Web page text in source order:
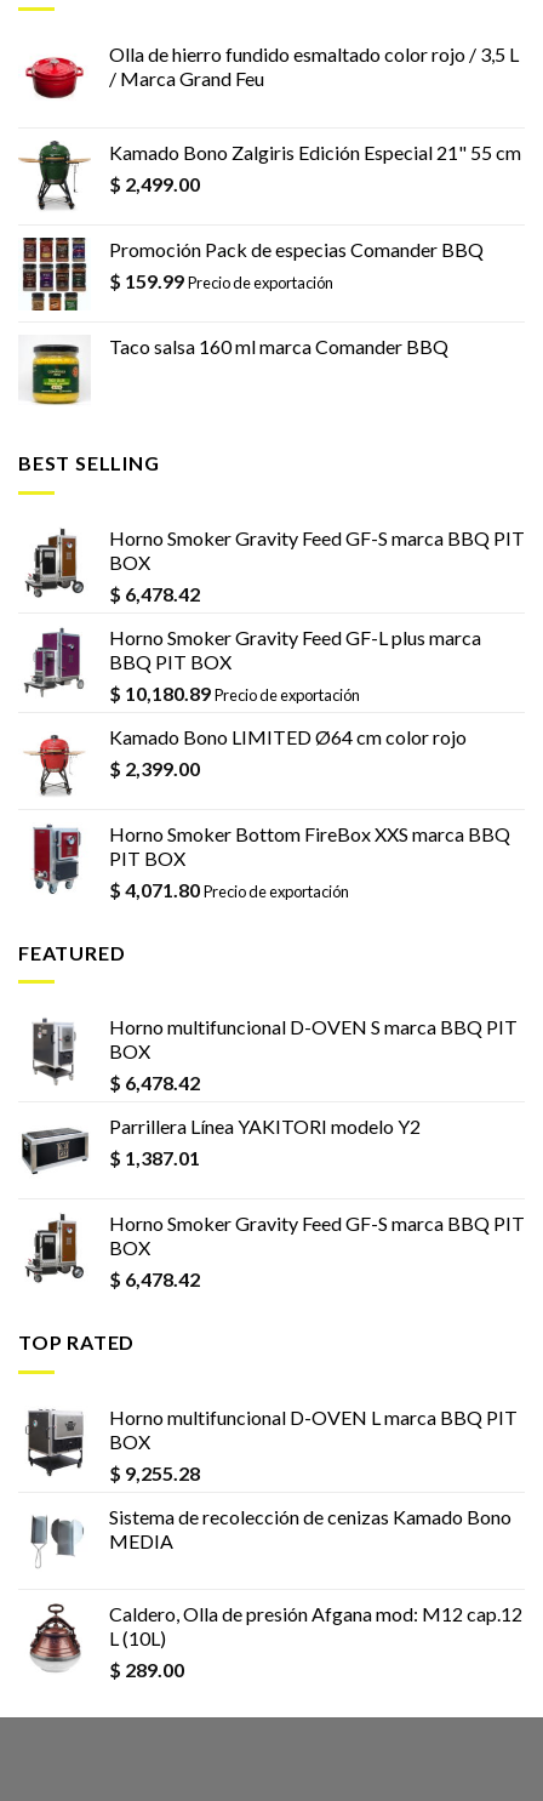
Olla de hierro fundido esmaltado color rojo / 3,5 L
/ Marca Grand Feu
Kamado Bono Zalgiris Edición Especial 21" 55 cm
$ 2,499.00
Promoción Pack de especias Comander BBQ
$ 159.99Precio de exportación
Taco salsa 160 ml marca Comander BBQ
BEST SELLING
Horno Smoker Gravity Feed GF-S marca BBQ PIT
BOX
$ 6,478.42
Horno Smoker Gravity Feed GF-L plus marca
BBQ PIT BOX
$ 10,180.89Precio de exportación
Kamado Bono LIMITED Ø64 cm color rojo
$ 2,399.00
Horno Smoker Bottom FireBox XXS marca BBQ
PIT BOX
$ 4,071.80Precio de exportación
FEATURED
Horno multifuncional D-OVEN S marca BBQ PIT
BOX
$ 6,478.42
Parrillera Línea YAKITORI modelo Y2
$ 1,387.01
Horno Smoker Gravity Feed GF-S marca BBQ PIT
BOX
$ 6,478.42
TOP RATED
Horno multifuncional D-OVEN L marca BBQ PIT
BOX
$ 9,255.28
Sistema de recolección de cenizas Kamado Bono
MEDIA
Caldero, Olla de presión Afgana mod: M12 cap.12
L (10L)
$ 289.00